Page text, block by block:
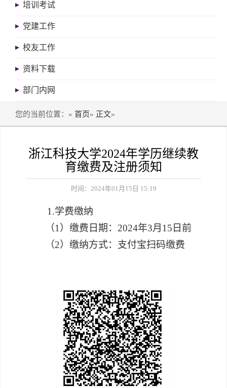
培训考试
党建工作
校友工作
资料下载
部门内网
您的当前位置：» 首页» 正文»
浙江科技大学2024年学历继续教
育缴费及注册须知
时间：2024年01月15日 15:19
1.学费缴纳
（1） 缴费日期： 2024年3月15日前
（2）缴纳方式： 支付宝扫码缴费